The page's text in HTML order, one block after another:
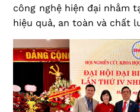
công nghệ hiện đại nhằm
hiệu quả, an toàn và chất